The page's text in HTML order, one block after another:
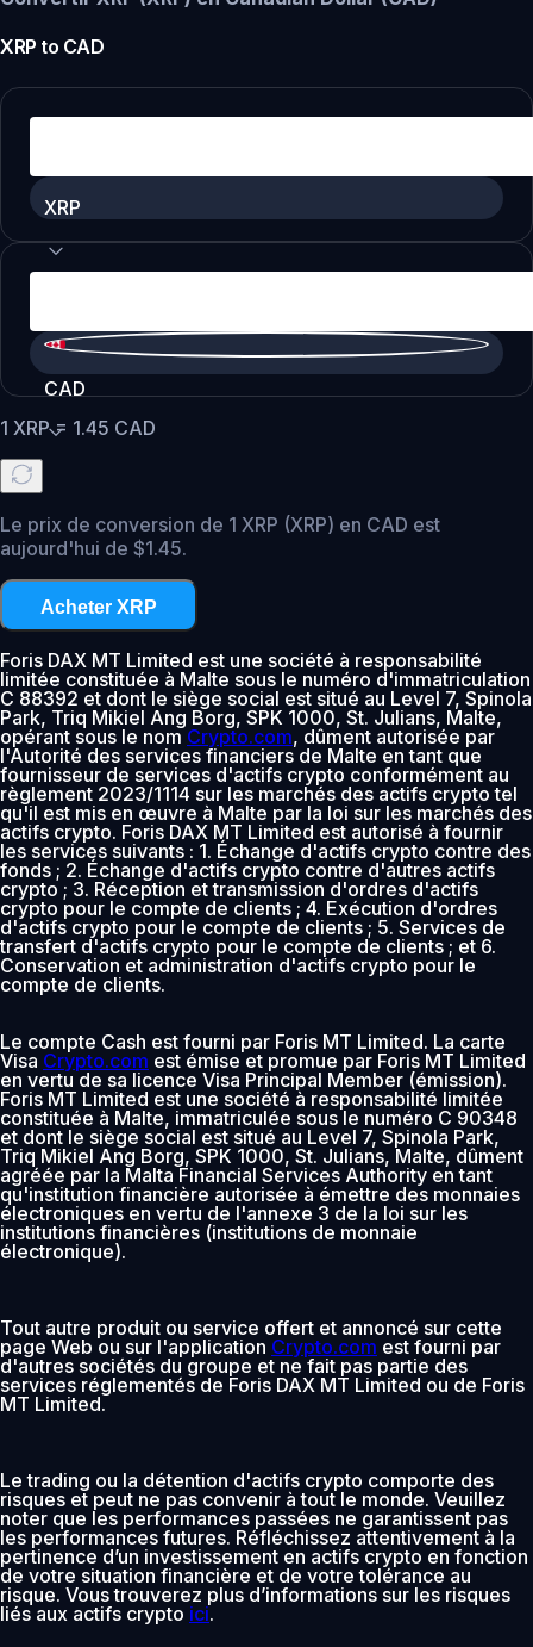
XRP to CAD
XRP
CAD
1 XRP= 1.45 CAD
Le prix de conversion de 1 XRP (XRP) en CAD est
aujourd'hui de $1.45.
Acheter XRP
Foris DAX MT Limited est une société à responsabilité
limitée constituée à Malte sous le numéro d'immatriculation
C 88392 et dont le siège social est situé au Level 7, Spinola
Park, Triq Mikiel Ang Borg, SPK 1000, St. Julians, Malte,
opérant sous le nomCrypto.com, dûment autorisée par
l'Autorité des services financiers de Malte en tant que
fournisseur de services d'actifs crypto conformément au
règlement 2023/1114 sur les marchés des actifs crypto tel
qu'il est mis en œuvre à Malte par la loi sur les marchés des
actifs crypto. Foris DAX MT Limited est autorisé à fournir
les services suivants : 1. Échange d'actifs crypto contre des
fonds ; 2. Échange d'actifs crypto contre d'autres actifs
crypto ; 3. Réception et transmission d'ordres d'actifs
crypto pour le compte de clients ; 4. Exécution d'ordres
d'actifs crypto pour le compte de clients ; 5. Services de
transfert d'actifs crypto pour le compte de clients ; et 6.
Conservation et administration d'actifs crypto pour le
compte de clients.
Le compte Cash est fourni par Foris MT Limited. La carte
Visa Crypto.com est émise et promue par Foris MT Limited
en vertu de sa licence Visa Principal Member (émission).
Foris MT Limited est une société à responsabilité limitée
constituée à Malte, immatriculée sous le numéro C 90348
et dont le siège social est situé au Level 7, Spinola Park,
Triq Mikiel Ang Borg, SPK 1000, St. Julians, Malte, dûment
agréée par la Malta Financial Services Authority en tant
qu'institution financière autorisée à émettre des monnaies
électroniques en vertu de l'annexe 3 de la loi sur les
institutions financières (institutions de monnaie
électronique).
Tout autre produit ou service offert et annoncé sur cette
page Web ou sur l'application Crypto.com est fourni par
d'autres sociétés du groupe et ne fait pas partie des
services réglementés de Foris DAX MT Limited ou de Foris
MT Limited.
Le trading ou la détention d'actifs crypto comporte des
risques et peut ne pas convenir à tout le monde. Veuillez
noter que les performances passées ne garantissent pas
les performances futures. Réfléchissez attentivement à la
pertinence d’un investissement en actifs crypto en fonction
de votre situation financière et de votre tolérance au
risque. Vous trouverez plus d’informations sur les risques
liés aux actifs crypto ici.